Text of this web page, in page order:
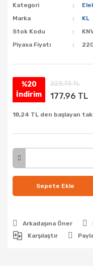
Kategori
Marka
KL
Stok Kodu
Piyasa Fiyatı
%20
İndirim
223,73 TL
177,96 TL
18,24 TL den başlayan
Sepete Ekle
Arkadaşına Öner
Karşılaştır